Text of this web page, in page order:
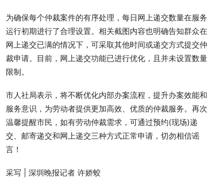
为确保每个仲裁案件的有序处理，每日网上递交数量在服务
运行初期进行了合理设置。相关截图内容也明确告知群众在
网上递交已满的情况下，可采取其他时间或递交方式提交仲
裁申请。目前，网上递交功能已进行优化，且并未设置数量
限制。
市人社局表示，将不断优化内部办案流程，提升办案效能和
服务意识，为劳动者提供更加高效、优质的仲裁服务。再次
温馨提醒市民，如有劳动仲裁需求，可通过预约(现场)递
交、邮寄递交和网上递交三种方式正常申请，切勿相信谣
言！
采写 | 深圳晚报记者 许娇蛟